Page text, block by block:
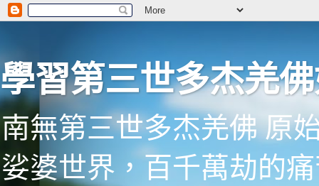
學習第三世多杰羌
南無第三世多杰羌佛 原
娑婆世界，百千萬劫的